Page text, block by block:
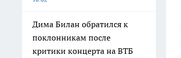
Дима Билан обратился к
поклонникам после
критики концерта на ВТБ